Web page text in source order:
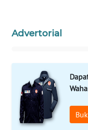
Advertorial
WAHANANEWS
NET
WAHANA